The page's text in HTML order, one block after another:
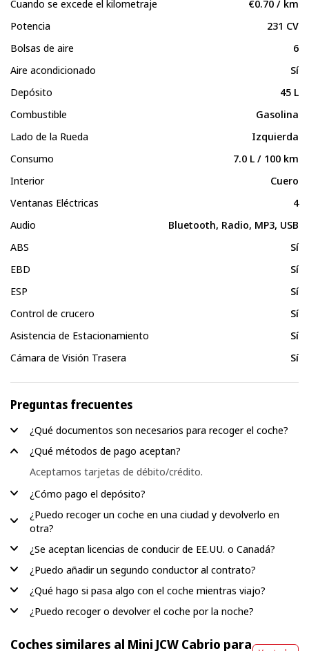
Cuando se excede el kilometraje
€0.70 / km
Potencia
231 CV
Bolsas de aire
6
Aire acondicionado
Sí
Depósito
45 L
Combustible
Gasolina
Lado de la Rueda
Izquierda
Consumo
7.0 L / 100 km
Interior
Cuero
Ventanas Eléctricas
4
Audio
Bluetooth, Radio, MP3, USB
ABS
Sí
EBD
Sí
ESP
Sí
Control de crucero
Sí
Asistencia de Estacionamiento
Sí
Cámara de Visión Trasera
Sí
Preguntas frecuentes
¿Qué documentos son necesarios para recoger el coche?
¿Qué métodos de pago aceptan?
Aceptamos tarjetas de débito/crédito.
¿Cómo pago el depósito?
¿Puedo recoger un coche en una ciudad y devolverlo en
otra?
¿Se aceptan licencias de conducir de EE.UU. o Canadá?
¿Puedo añadir un segundo conductor al contrato?
¿Qué hago si pasa algo con el coche mientras viajo?
¿Puedo recoger o devolver el coche por la noche?
Coches similares al Mini JCW Cabrio para